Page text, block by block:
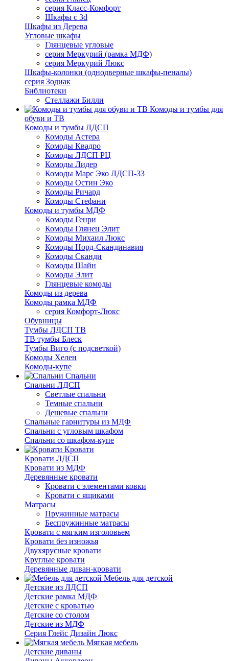
серия Класс-Комфорт
Шкафы с 3d
Шкафы из Дерева
Угловые шкафы
Глянцевые угловые
серия Меркурий (рамка МДФ)
серия Меркурий Люкс
Шкафы-колонки (однодверные шкафы-пеналы)
серия Зодиак
Библиотеки
Стеллажи Билли
Комоды и тумбы для
обуви и ТВ
Комоды и тумбы ЛДСП
Комоды Астера
Комоды Квадро
Комоды ЛДСП РЦ
Комоды Лидер
Комоды Марс Эко ЛДСП-33
Комоды Остин Эко
Комоды Ричард
Комоды Стефани
Комоды и тумбы МДФ
Комоды Генри
Комоды Глянец Элит
Комоды Михаил Люкс
Комоды Норд-Скандинавия
Комоды Сканди
Комоды Шайн
Комоды Элит
Глянцевые комоды
Комоды из дерева
Комоды рамка МДФ
серия Комфорт-Люкс
Обувницы
Тумбы ЛДСП ТВ
ТВ тумбы Блеск
Тумбы Виго (с подсветкой)
Комоды Хелен
Комоды-купе
Спальни
Спальни ЛДСП
Светлые спальни
Темные спальни
Дешевые спальни
Спальные гарнитуры из МДФ
Спальни с угловым шкафом
Спальни со шкафом-купе
Кровати
Кровати ЛДСП
Кровати из МДФ
Деревянные кровати
Кровати с элементами ковки
Кровати с ящиками
Матрасы
Пружинные матрасы
Беспружинные матрасы
Кровати с мягким изголовьем
Кровати без изножья
Двухярусные кровати
Круглые кровати
Деревянные диван-кровати
Мебель для детской
Детские из ЛДСП
Детские рамка МДФ
Детские с кроватью
Детские со столом
Детские из МДФ
Серия Глейс Дизайн Люкс
Мягкая мебель
Детские диваны